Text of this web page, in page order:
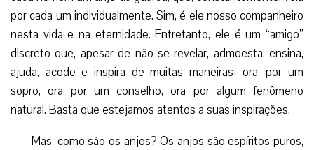
por cada um individualmente. Sim, é ele nosso companheiro
nesta vida e na eternidade. Entretanto, ele é um “amigo”
discreto que, apesar de não se revelar, admoesta, ensina,
ajuda, acode e inspira de muitas maneiras: ora, por um
sopro, ora por um conselho, ora por algum fenômeno
natural. Basta que estejamos atentos a suas inspirações.
Mas, como são os anjos? Os anjos são espíritos puros,